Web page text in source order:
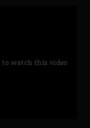
to watch this video